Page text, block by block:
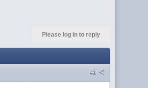
Please log in to reply
#1